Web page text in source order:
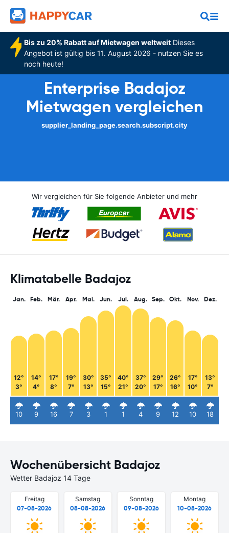
Bis zu 20% Rabatt auf Mietwagen weltweitDieses
Angebot ist gültig bis 11. August 2026 - nutzen Sie es
noch heute!
Enterprise Badajoz
Mietwagen vergleichen
supplier_landing_page.search.subscript.city
Wir vergleichen für Sie folgende Anbieter und mehr
Klimatabelle Badajoz
Jan.
12°
3°
10
Feb.
14°
4°
9
Mär.
17°
8°
16
Apr.
19°
7°
7
Mai.
30°
13°
3
Jun.
35°
15°
1
Jul.
40°
21°
1
Aug.
37°
20°
4
Sep.
29°
17°
9
Okt.
26°
16°
12
Nov.
17°
10°
10
Dez.
13°
7°
18
Wochenübersicht Badajoz
Wetter Badajoz 14 Tage
Freitag
07-08-2026
Samstag
08-08-2026
Sonntag
09-08-2026
Montag
10-08-2026